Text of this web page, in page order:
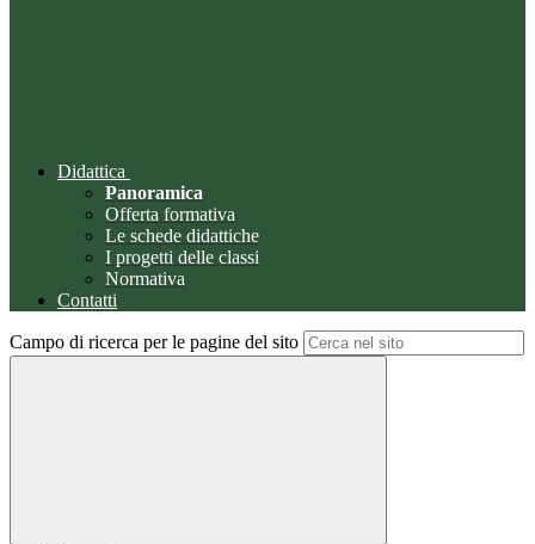
Didattica
Panoramica
Offerta formativa
Le schede didattiche
I progetti delle classi
Normativa
Contatti
Campo di ricerca per le pagine del sito